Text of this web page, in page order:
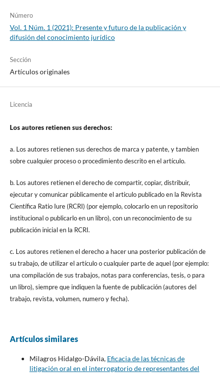
Número
Vol. 1 Núm. 1 (2021): Presente y futuro de la publicación y
difusión del conocimiento jurídico
Sección
Artículos originales
Licencia
Los autores retienen sus derechos:
a. Los autores retienen sus derechos de marca y patente, y tambien
sobre cualquier proceso o procedimiento descrito en el artículo.
b. Los autores retienen el derecho de compartir, copiar, distribuir,
ejecutar y comunicar públicamente el articulo publicado en la Revista
Científica Ratio Iure (RCRI) (por ejemplo, colocarlo en un repositorio
institucional o publicarlo en un libro), con un reconocimiento de su
publicación inicial en la RCRI.
c. Los autores retienen el derecho a hacer una posterior publicación de
su trabajo, de utilizar el artículo o cualquier parte de aquel (por ejemplo:
una compilación de sus trabajos, notas para conferencias, tesis, o para
un libro), siempre que indiquen la fuente de publicación (autores del
trabajo, revista, volumen, numero y fecha).
Artículos similares
Milagros Hidalgo-Dávila, Eficacia de las técnicas de
litigación oral en el interrogatorio de representantes del